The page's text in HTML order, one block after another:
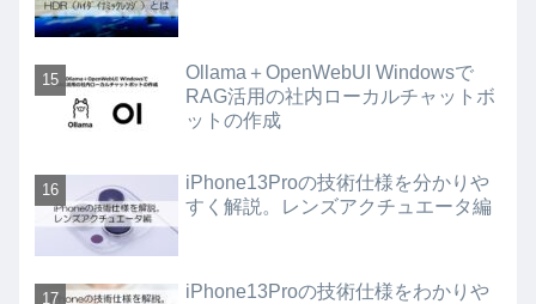
Ollama＋OpenWebUI Windowsで
RAG活用の社内ローカルチャットボ
ットの作成
iPhone13Proの技術仕様を分かりや
すく解説。レンズアクチュエータ編
iPhone13Proの技術仕様をわかりや